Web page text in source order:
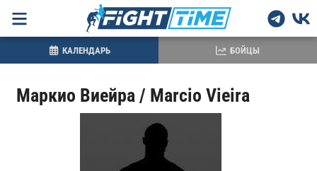
Маркио Виейра / Marcio Vieira
КАЛЕНДАРЬ БОЙЦЫ